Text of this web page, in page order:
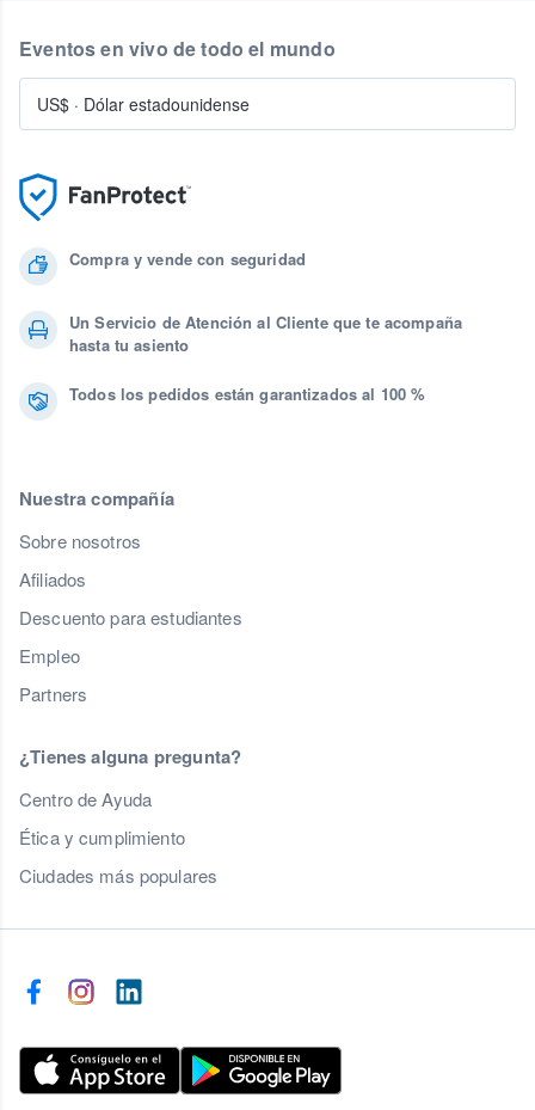
Compra y vende con seguridad
Un Servicio de Atención al Cliente que te acompaña
hasta tu asiento
Todos los pedidos están garantizados al 100 %
Nuestra compañía
Sobre nosotros
Afiliados
Descuento para estudiantes
Empleo
Partners
¿Tienes alguna pregunta?
Centro de Ayuda
Ética y cumplimiento
Ciudades más populares
Eventos en vivo de todo el mundo
US$ · Dólar estadounidense